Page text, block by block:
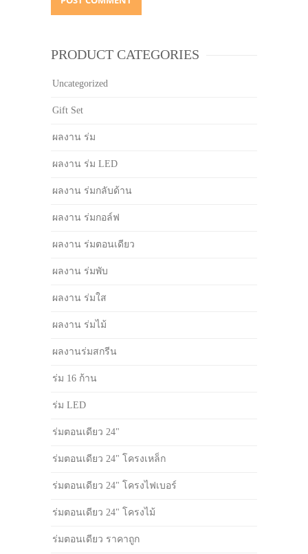
PRODUCT CATEGORIES
Uncategorized
Gift Set
ผลงาน ร่ม
ผลงาน ร่ม LED
ผลงาน ร่มกลับด้าน
ผลงาน ร่มกอล์ฟ
ผลงาน ร่มตอนเดียว
ผลงาน ร่มพับ
ผลงาน ร่มใส
ผลงาน ร่มไม้
ผลงานร่มสกรีน
ร่ม 16 ก้าน
ร่ม LED
ร่มตอนเดียว 24"
ร่มตอนเดียว 24" โครงเหล็ก
ร่มตอนเดียว 24" โครงไฟเบอร์
ร่มตอนเดียว 24" โครงไม้
ร่มตอนเดียว ราคาถูก